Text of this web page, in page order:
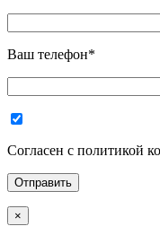
Ваш телефон*
Согласен с политикой
×